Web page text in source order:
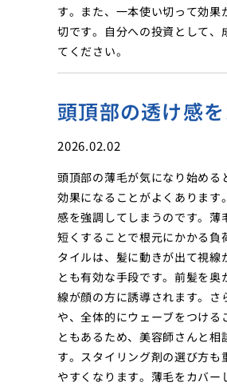
す。また、一本使い切って効
切です。自分への投資として
てください。
頭頂部の透け感
2026.02.02
頭頂部の薄毛が気になり始め
効果になることがよくありま
感を強調してしまうのです。
短くすることで根元にかかる
タイルは、髪に動きが出て視
とも有効な手段です。前髪を
線が顔の方に誘導されます。
や、全体的にウェーブをつけ
ともあるため、美容師さんと
す。スタイリング剤の選び方
やすくなります。薄毛をカバ